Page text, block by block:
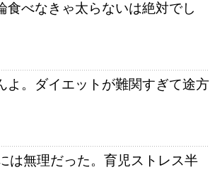
食べなきゃ太らないは絶対でし
よ。ダイエットが難関すぎて途方
は無理だった。育児ストレス半